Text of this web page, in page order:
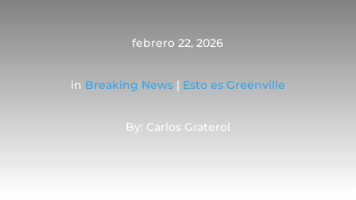
febrero 22, 2026
in Breaking News| Esto es Greenville
By: Carlos Graterol